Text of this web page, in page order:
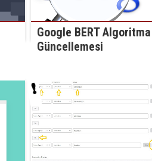
Google BERT Algoritma
Güncellemesi
❗